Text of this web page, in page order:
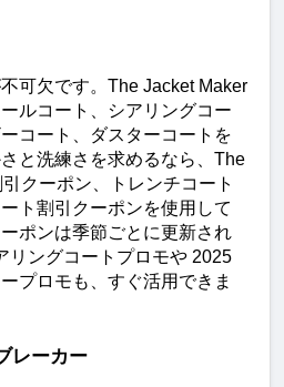
可欠です。The Jacket Maker
ルコート、シアリングコー
コート、ダスターコートを
と洗練さを求めるなら、The
クーポン、トレンチコート
ト割引クーポンを使用して
ポンは季節ごとに更新され
リングコートプロモや 2025
プロモも、すぐ活用できま
レーカー